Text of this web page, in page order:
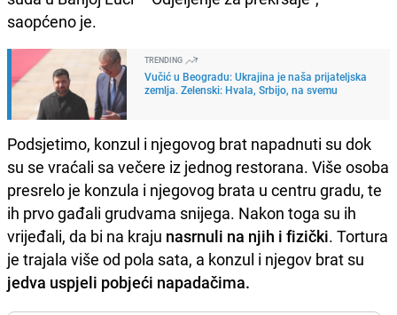
saopćeno je.
TRENDING
Vučić u Beogradu: Ukrajina je naša prijateljska
zemlja. Zelenski: Hvala, Srbijo, na svemu
Podsjetimo, konzul i njegovog brat napadnuti su dok
su se vraćali sa večere iz jednog restorana. Više osoba
presrelo je konzula i njegovog brata u centru gradu, te
ih prvo gađali grudvama snijega. Nakon toga su ih
vrijeđali, da bi na kraju nasrnuli na njih i fizički. Tortura
je trajala više od pola sata, a konzul i njegov brat su
jedva uspjeli pobjeći napadačima.